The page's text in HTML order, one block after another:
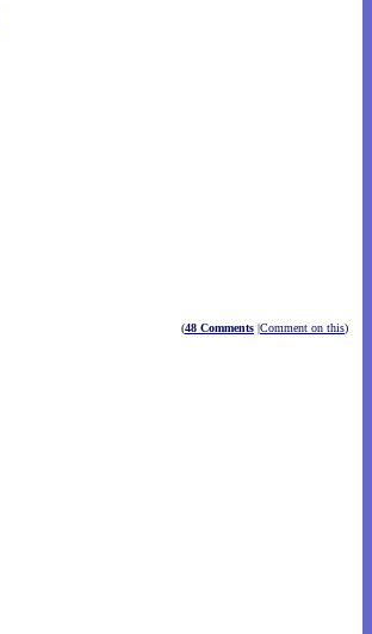
(48 Comments |Comment on this)